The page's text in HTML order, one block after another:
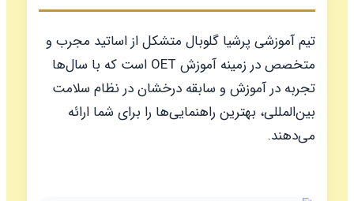
تیم آموزشی پرشیا گلوبال متشکل از اساتید مجرب و
متخصص در زمینه آموزش OET است که با سال‌ها
تجربه در آموزش و سابقه درخشان در نظام سلامت
بین‌المللی، بهترین راهنمایی‌ها را برای شما ارائه
می‌دهند.